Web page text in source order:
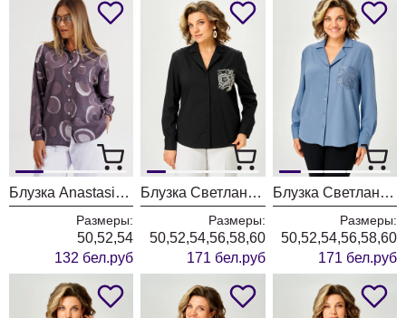
Блузка Anastasia 1380 фиолетовый
Размеры:
50,52,54
132 бел.руб
Блузка Светлана-Стиль 2168 черный + вышивка
Размеры:
50,52,54,56,58,60
171 бел.руб
Блузка Светлана-Стиль 2168 индиго
Размеры:
50,52,54,56,58,60
171 бел.руб